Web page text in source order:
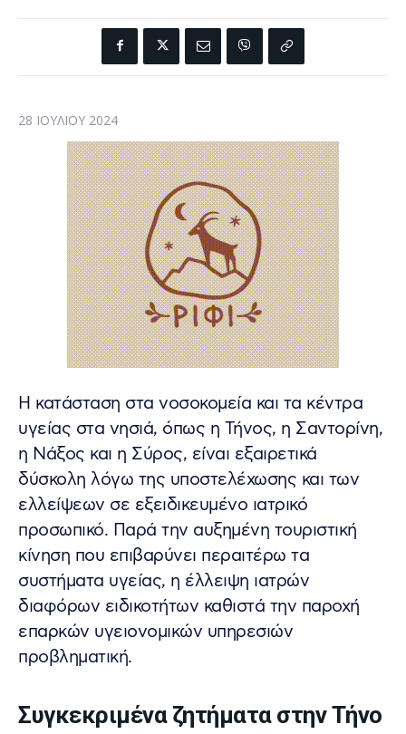
28 ΙΟΥΛΊΟΥ 2024
Η κατάσταση στα νοσοκομεία και τα κέντρα
υγείας στα νησιά, όπως η Τήνος, η Σαντορίνη,
η Νάξος και η Σύρος, είναι εξαιρετικά
δύσκολη λόγω της υποστελέχωσης και των
ελλείψεων σε εξειδικευμένο ιατρικό
προσωπικό. Παρά την αυξημένη τουριστική
κίνηση που επιβαρύνει περαιτέρω τα
συστήματα υγείας, η έλλειψη ιατρών
διαφόρων ειδικοτήτων καθιστά την παροχή
επαρκών υγειονομικών υπηρεσιών
προβληματική.
Συγκεκριμένα ζητήματα στην Τήνο